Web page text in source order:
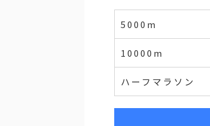
5000m
10000m
ハーフマラソン